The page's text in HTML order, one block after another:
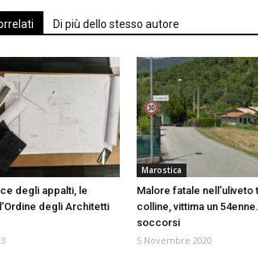
Di più dello stesso autore
degli appalti, le
degli Architetti
Marostica
Malore fatale nell’uliveto
colline, vittima un
soccorsi
5 Novembre 2020